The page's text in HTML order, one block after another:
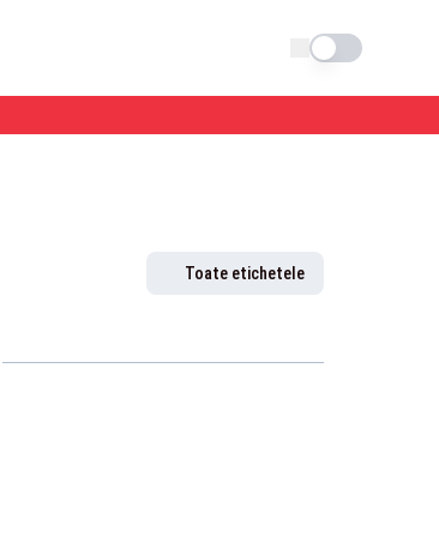
Schimba tema
Toate etichetele